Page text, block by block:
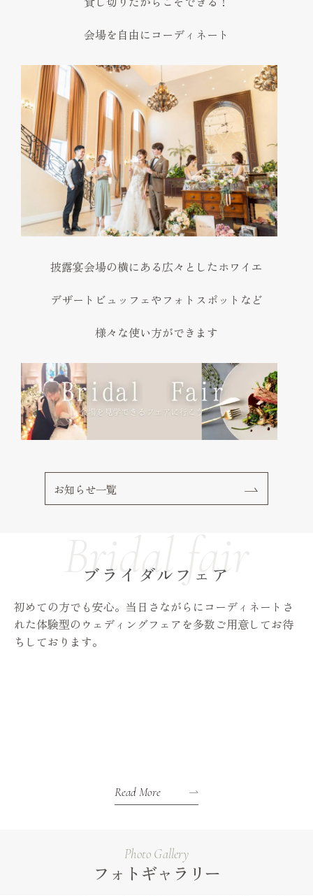
会場を自由にコーディネート
披露宴会場の横にある広々としたホワイエ
デザートビュッフェやフォトスポットなど
様々な使い方ができます
お知らせ一覧
ブライダルフェア
初めての方でも安心。当日さながらにコーディネートさ
れた体験型のウェディングフェアを多数ご用意してお待
ちしております。
Read More
Photo Gallery
フォトギャラリー